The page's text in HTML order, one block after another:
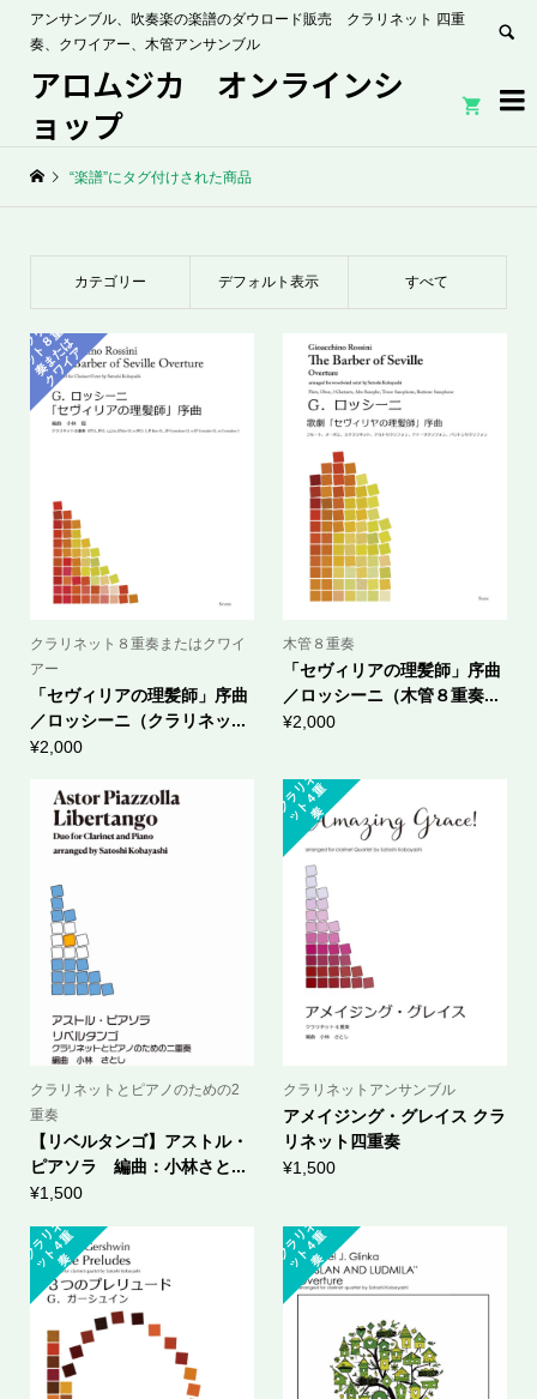
アンサンブル、吹奏楽の楽譜のダウロード販売 クラリネット 四重
奏、クワイアー、木管アンサンブル

アロムジカ オンラインシ
ョップ

“楽譜”にタグ付けされた商品
カテゴリー デフォルト表示 すべて
ク
ラ
リ
ネ
ッ
ト
８
重
奏
ま
た
は
ク
ワ
イ
ア
ー
クラリネット８重奏またはクワイ
アー
「セヴィリアの理髪師」序曲
／ロッシーニ（クラリネッ...
¥2,000
木管８重奏
「セヴィリアの理髪師」序曲
／ロッシーニ（木管８重奏...
¥2,000
クラリネットとピアノのための2
重奏
【リベルタンゴ】アストル・
ピアソラ 編曲：小林さと...
¥1,500
ク
ラ
リ
ネ
ッ
ト
４
重
奏
クラリネットアンサンブル
アメイジング・グレイス クラ
リネット四重奏
¥1,500
ク
ラ
リ
ネ
ッ
ト
４
重
奏 ク
ラ
リ
ネ
ッ
ト
４
重
奏